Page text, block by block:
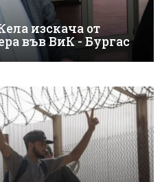
изскача от
във ВиК - Бургас